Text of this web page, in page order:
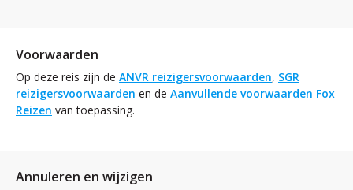
Voorwaarden
Op deze reis zijn de ANVR reizigersvoorwaarden, SGR
reizigersvoorwaarden en de Aanvullende voorwaarden Fox
Reizen van toepassing.
Annuleren en wijzigen